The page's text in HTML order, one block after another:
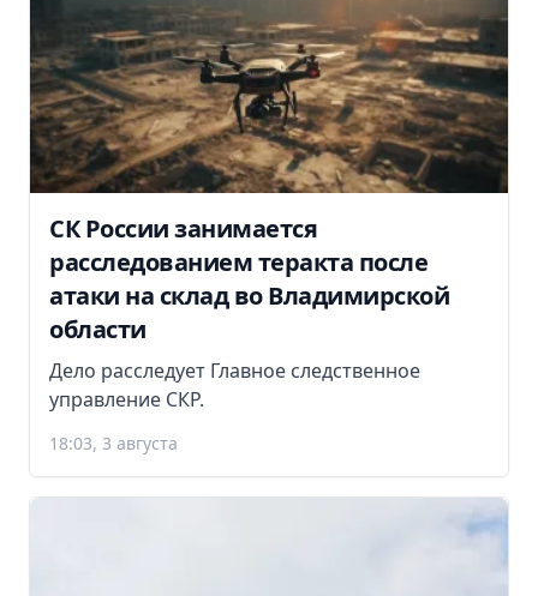
СК России занимается
расследованием теракта после
атаки на склад во Владимирской
области
Дело расследует Главное следственное
управление СКР.
18:03, 3 августа